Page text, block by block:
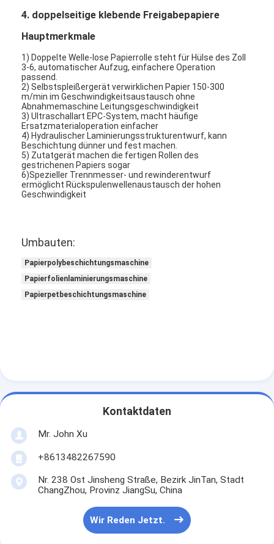
Fabrik-Ausflug
Treten Sie mit uns in Verbindung
Nachrichten
Verdrängungs-beschichtende Laminierungs-Maschine
Verdrängungs-lamellierende Maschine
Beschichtungs-Laminierungs-Maschine
Schmelze durchgebrannte Gewebe-Maschine
4. doppelseitige klebende Freigabepapiere
Hauptmerkmale
1) Doppelte Welle-lose Papierrolle steht für Hülse des Zoll
3-6, automatischer Aufzug, einfachere Operation
passend.
2) Selbstspleißergerät verwirklichen Papier 150-300
m/min im Geschwindigkeitsaustausch ohne
Abnahmemaschine Leitungsgeschwindigkeit
3) Ultraschallart EPC-System, macht häufige
Ersatzmaterialoperation einfacher
4) Hydraulischer Laminierungsstrukturentwurf, kann
Beschichtung dünner und fest machen.
5) Zutatgerät machen die fertigen Rollen des
gestrichenen Papiers sogar
6)Spezieller Trennmesser- und rewinderentwurf
ermöglicht Rückspulenwellenaustausch der hohen
Geschwindigkeit
Umbauten:
Papierpolybeschichtungsmaschine
Papierfolienlaminierungsmaschine
Papierpetbeschichtungsmaschine
Kontaktdaten
Mr. John Xu
+8613482267590
Nr. 238 Ost Jinsheng Straße, Bezirk JinTan, Stadt
ChangZhou, Provinz JiangSu, China
Wir Reden Jetzt.